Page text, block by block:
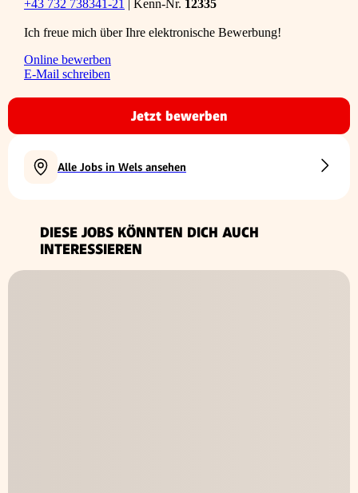
+43 732 738341-21 | Kenn-Nr. 12335
Ich freue mich über Ihre elektronische Bewerbung!
Online bewerben
E-Mail schreiben
Jetzt bewerben
Alle Jobs in Wels ansehen
DIESE JOBS KÖNNTEN DICH AUCH
INTERESSIEREN